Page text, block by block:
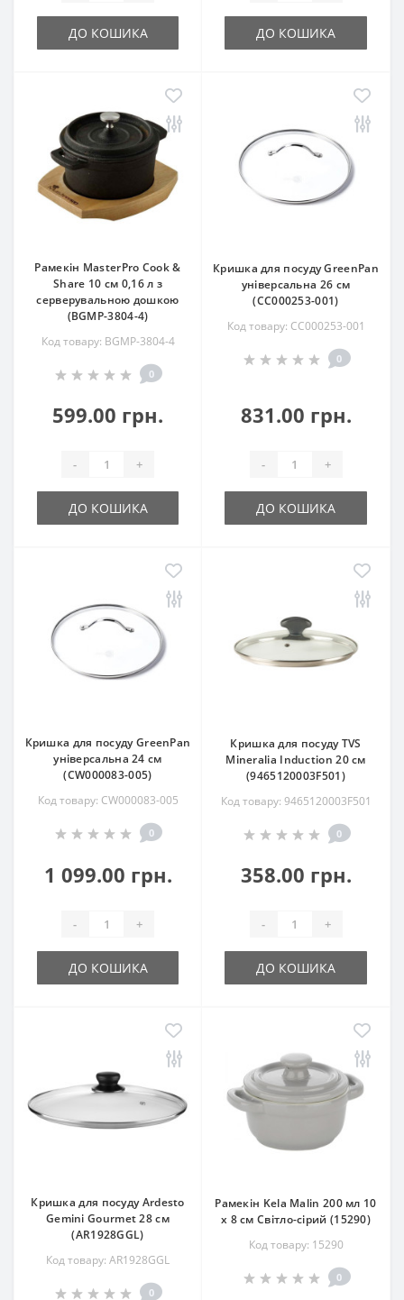
ДО КОШИКА ДО КОШИКА
Рамекін MasterPro Cook &
Share 10 см 0,16 л з
серверувальною дошкою
(BGMP-3804-4)
Код товару: BGMP-3804-4
0
599.00 грн.
- +
ДО КОШИКА
Кришка для посуду GreenPan
універсальна 26 см
(CC000253-001)
Код товару: CC000253-001
0
831.00 грн.
- +
ДО КОШИКА
Кришка для посуду GreenPan
універсальна 24 см
(CW000083-005)
Код товару: CW000083-005
0
1 099.00 грн.
- +
ДО КОШИКА
Кришка для посуду TVS
Mineralia Induction 20 см
(9465120003F501)
Код товару: 9465120003F501
0
358.00 грн.
- +
ДО КОШИКА
Кришка для посуду Ardesto
Gemini Gourmet 28 см
(AR1928GGL)
Код товару: AR1928GGL
0
Рамекін Kela Malin 200 мл 10
х 8 см Світло-сірий (15290)
Код товару: 15290
0